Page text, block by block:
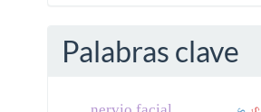
Palabras clave